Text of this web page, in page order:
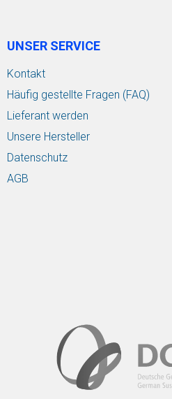
UNSER SERVICE
Kontakt
Häufig gestellte Fragen (FAQ)
Lieferant werden
Unsere Hersteller
Datenschutz
AGB